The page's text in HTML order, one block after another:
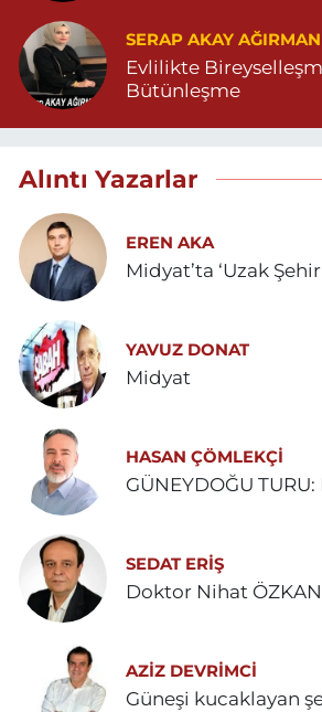
SERAP AKAY AĞIRMAN
Evlilikte
Bütünleşme
Alıntı Yazarlar
EREN AKA
Midyat’ta ‘Uzak
YAVUZ DONAT
Midyat
HASAN ÇÖMLEKÇİ
GÜNEYDOĞU TURU:
SEDAT ERİŞ
AZIZ DEVRIMCI
Güneşi kucaklayan